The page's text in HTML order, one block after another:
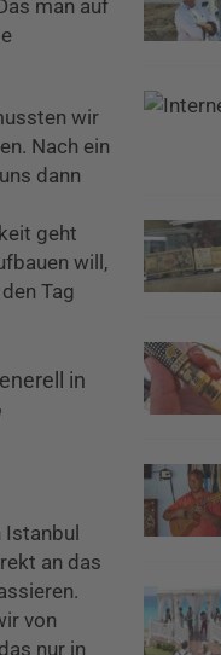
man auf
wir
Nach ein
dann
geht
will,
Tag
in
an das
von
nur in